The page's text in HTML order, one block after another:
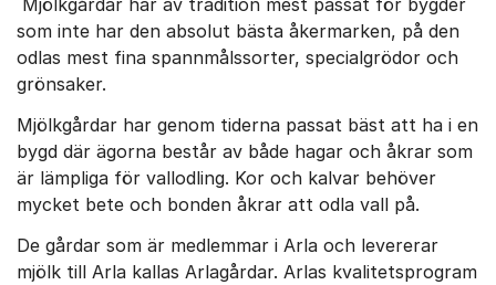
Mjölkgårdar har av tradition mest passat för bygder
som inte har den absolut bästa åkermarken, på den
odlas mest fina spannmålssorter, specialgrödor och
grönsaker.
Mjölkgårdar har genom tiderna passat bäst att ha i en
bygd där ägorna består av både hagar och åkrar som
är lämpliga för vallodling. Kor och kalvar behöver
mycket bete och bonden åkrar att odla vall på.
De gårdar som är medlemmar i Arla och levererar
mjölk till Arla kallas Arlagårdar. Arlas kvalitetsprogram